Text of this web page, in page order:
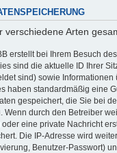
verschiedene Arten
erstellt bei Ihrem Besuch
sind die aktuelle ID Ihrer
sind) sowie
haben standardmäßig eine
gespeichert, die Sie bei
Wenn durch den Betreiber
eine private Nachricht
Die IP-Adresse wird
Benutzer-Passwort)